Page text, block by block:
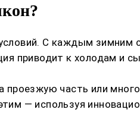
С каждым зимним
приводит к холодам и
часть или
— используя